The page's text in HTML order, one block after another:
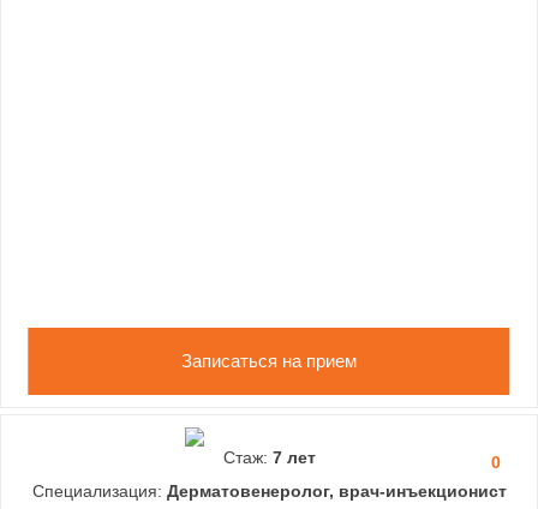
Записаться на прием
0
Стаж: 7 лет
Специализация: Дерматовенеролог, врач-инъекционист